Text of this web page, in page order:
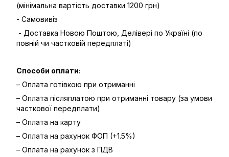
(мінімальна вартість доставки 1200 грн)
- Самовивіз
- Доставка Новою Поштою, Делівері по Україні (по
повній чи частковій передплаті)
Способи оплати:
– Оплата готівкою при отриманні
– Оплата післяплатою при отриманні товару (за умови
часткової передплати)
– Оплата на карту
– Оплата на рахунок ФОП (+1.5%)
– Оплата на рахунок з ПДВ